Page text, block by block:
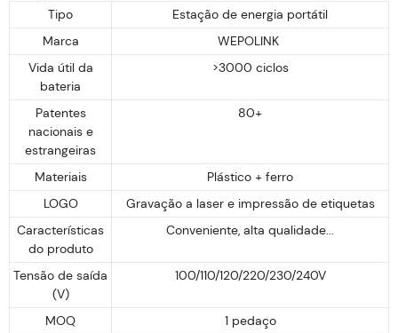
Tipo
Estação de energia portátil
Marca
WEPOLINK
Vida útil da
bateria
>3000 ciclos
Patentes
nacionais e
estrangeiras
80+
Materiais
Plástico + ferro
LOGO
Gravação a laser e impressão de etiquetas
Características
do produto
Conveniente, alta qualidade...
Tensão de saída
(V)
100/110/120/220/230/240V
MOQ
1 pedaço